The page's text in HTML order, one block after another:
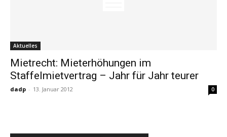
Aktuelles
Mietrecht: Mieterhöhungen im
Staffelmietvertrag – Jahr für Jahr teurer
dadp - 13. Januar 2012 0